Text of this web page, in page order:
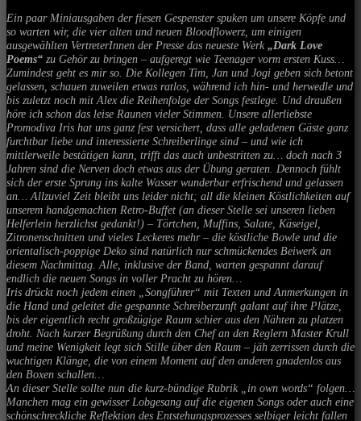
Ein paar Miniausgaben der fiesen Gespenster spuken um unsere Köpfe und
so warten wir, die vier alten und neuen Bloodflowerz, um einigen
ausgewählten VertreterInnen der Presse das neueste Werk„Dark Love
Poems“ zu Gehör zu bringen – aufgeregt wie Teenager vorm ersten Kuss…
Zumindest geht es mir so. Die Kollegen Tim, Jan und Jogi geben sich betont
gelassen, schauen zuweilen etwas ratlos, während ich hin- und herwedle und
bis zuletzt noch mit Alex die Reihenfolge der Songs festlege. Und draußen
höre ich schon das leise Raunen vieler Stimmen. Unsere allerliebste
Promodiva Iris hat uns ganz fest versichert, dass alle geladenen Gäste ganz
furchtbar liebe und interessierte Schreiberlinge sind – und wie ich
mittlerweile bestätigen kann, trifft das auch unbestritten zu… doch nach 3
Jahren sind die Nerven doch etwas aus der Übung geraten. Dennoch fühlt
sich der erste Sprung ins kalte Wasser wunderbar erfrischend und gelassen
an… Allzuviel Zeit bleibt uns leider nicht; all die kleinen Köstlichkeiten auf
unserem handgemachten Retro-Buffet (an dieser Stelle sei unseren lieben
Helferlein herzlichst gedankt!) – Törtchen, Muffins, Salate, Käseigel,
Zitronenschnitten und vieles Leckeres mehr – die köstliche Bowle und die
orientalisch-poppige Deko sind natürlich nur schmückendes Beiwerk an
diesem Nachmittag. Alle, inklusive der Band, warten gespannt darauf
endlich die neuen Songs in voller Pracht zu hören…
Iris drückt noch jedem einen „Songführer“ mit Texten und Anmerkungen in
die Hand und geleitet die gespannte Schreiberzunft galant auf ihre Plätze,
bis der eigentlich recht großzügige Raum schier aus den Nähten zu platzen
droht. Nach kurzer Begrüßung durch den Chef an den Reglern Master Krull
und meine Wenigkeit legt sich Stille über den Raum – jäh zerrissen durch die
wuchtigen Klänge, die von einem Moment auf den anderen gnadenlos aus
den Boxen schallen…
An dieser Stelle sollte nun die kurz-bündige Rubrik „in own words“ folgen…
Manchen mag ein gewisser Lobgesang auf die eigenen Songs oder auch eine
schönschreckliche Reflektion des Entstehungsprozesses selbiger leicht fallen